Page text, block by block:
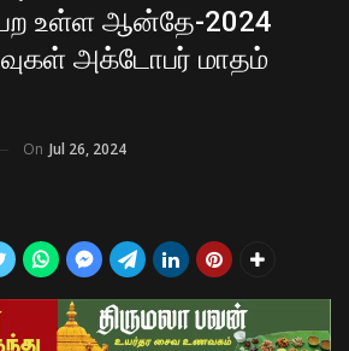
உள்ள ஆன்தே-2024
அக்டோபர் மாதம்
On Jul 26, 2024